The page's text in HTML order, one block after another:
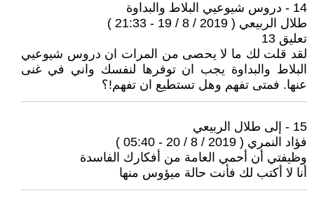
14 - دروس شيوعيي البلاط والبداوة
طلال الربيعي ( 2019 / 8 / 19 - 21:33 )
تعليق 13
لقد قلت لك ما لا يحصى من المرات ان دروس شيوعيي
البلاط والبداوة يجب ان توفرها لنفسك واني في غنى
عنها. فمتى تفهم وهل تستطيع ان تفهم!؟
15 - إلى طلال الربيعي
فؤاد النمري ( 2019 / 8 / 20 - 05:40 )
وظيفتي أن أحمي العامة من أفكارك الفاسدة
أنا لا أكتب لك فأنت حالة ميؤوس منها